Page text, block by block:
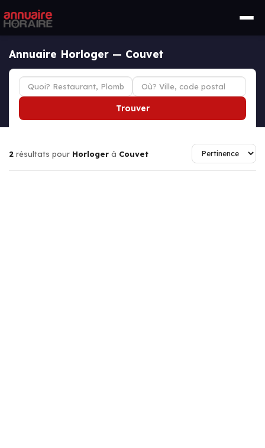
Annuaire Horloger — Couvet
Trouver
2 résultats pour Horloger à Couvet